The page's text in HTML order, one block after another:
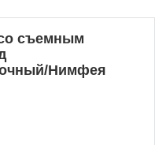
съемным
Нимфея